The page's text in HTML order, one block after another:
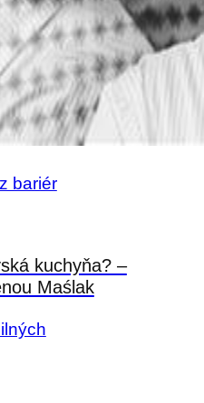
bariér
kuchyňa? –
Maślak